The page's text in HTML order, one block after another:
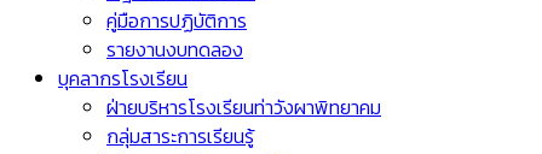
คู่มือการปฏิบัติการ
รายงานงบทดลอง
บุคลากรโรงเรียน
ฝ่ายบริหารโรงเรียนท่าวังผาพิทยาคม
กลุ่มสาระการเรียนรู้